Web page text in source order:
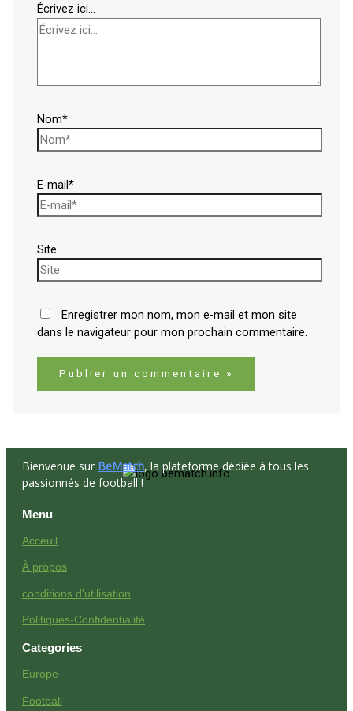
Écrivez ici…
Nom*
E-mail*
Site
Enregistrer mon nom, mon e-mail et mon site
dans le navigateur pour mon prochain commentaire.
Bienvenue sur BeMatch, la plateforme dédiée à tous les
passionnés de football !
Menu
Acceuil
À propos
conditions d'utilisation
Politiques-Confidentialité
Categories
Europe
Football